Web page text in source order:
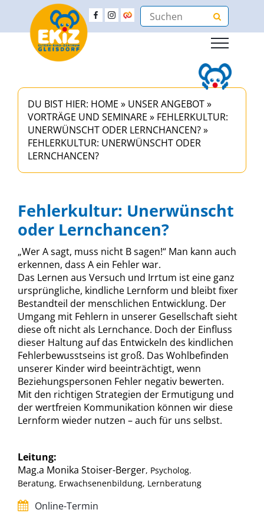
DU BIST HIER: HOME » UNSER ANGEBOT»
VORTRÄGE UND SEMINARE » FEHLERKULTUR:
UNERWÜNSCHT ODER LERNCHANCEN?»
FEHLERKULTUR: UNERWÜNSCHT ODER
LERNCHANCEN?
Fehlerkultur: Unerwünscht
oder Lernchancen?
„Wer A sagt, muss nicht B sagen!“ Man kann auch
erkennen, dass A ein Fehler war.
Das Lernen aus Versuch und Irrtum ist eine ganz
ursprüngliche, kindliche Lernform und bleibt fixer
Bestandteil der menschlichen Entwicklung. Der
Umgang mit Fehlern in unserer Gesellschaft sieht
diese oft nicht als Lernchance. Doch der Einfluss
dieser Haltung auf das Entwickeln des kindlichen
Fehlerbewusstseins ist groß. Das Wohlbefinden
unserer Kinder wird beeinträchtigt, wenn
Beziehungspersonen Fehler negativ bewerten.
Mit den richtigen Strategien der Ermutigung und
der wertfreien Kommunikation können wir diese
Lernform wieder nutzen – auch für uns selbst.
Leitung:
Mag.a Monika Stoiser-Berger, Psycholog.
Beratung, Erwachsenenbildung, Lernberatung
Online-Termin